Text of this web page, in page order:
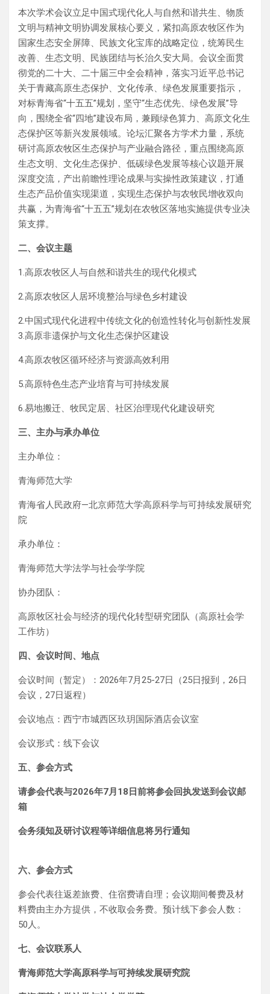
本次学术会议立足中国式现代化人与自然和谐共生、物质
文明与精神文明协调发展核心要义，紧扣高原农牧区作为
国家生态安全屏障、民族文化宝库的战略定位，统筹民生
改善、生态文明、民族团结与长治久安大局。会议全面贯
彻党的二十大、二十届三中全会精神，落实习近平总书记
关于青藏高原生态保护、文化传承、绿色发展重要指示，
对标青海省“十五五”规划，坚守“生态优先、绿色发展”导
向，围绕全省“四地”建设布局，兼顾绿色算力、高原文化生
态保护区等新兴发展领域。论坛汇聚各方学术力量，系统
研讨高原农牧区生态保护与产业融合路径，重点围绕高原
生态文明、文化生态保护、低碳绿色发展等核心议题开展
深度交流，产出前瞻性理论成果与实操性政策建议，打通
生态产品价值实现渠道，实现生态保护与农牧民增收双向
共赢，为青海省“十五五”规划在农牧区落地实施提供专业决
策支撑。
二、会议主题
1.高原农牧区人与自然和谐共生的现代化模式
2.高原农牧区人居环境整治与绿色乡村建设
2.中国式现代化进程中传统文化的创造性转化与创新性发展
3.高原非遗保护与文化生态保护区建设
4.高原农牧区循环经济与资源高效利用
5.高原特色生态产业培育与可持续发展
6.易地搬迁、牧民定居、社区治理现代化建设研究
三、主办与承办单位
主办单位：
青海师范大学
青海省人民政府—北京师范大学高原科学与可持续发展研究
院
承办单位：
青海师范大学法学与社会学学院
协办团队：
高原牧区社会与经济的现代化转型研究团队（高原社会学
工作坊）
四、会议时间、地点
会议时间（暂定）：2026年7月25-27日（25日报到，26日
会议，27日返程）
会议地点：西宁市城西区玖玥国际酒店会议室
会议形式：线下会议
五、参会方式
请参会代表与2026年7月18日前将参会回执发送到会议邮
箱
会务须知及研讨议程等详细信息将另行通知
六、参会方式
参会代表往返差旅费、住宿费请自理；会议期间餐费及材
料费由主办方提供，不收取会务费。预计线下参会人数：
50人。
七、会议联系人
青海师范大学高原科学与可持续发展研究院